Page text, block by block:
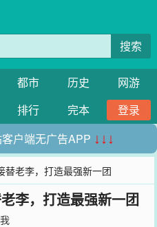
搜索
都市 历史
网游
排行 完本
登录
户端无广告APP ↓↓↓
替老李，打造最强新一团
李，打造最强新一团